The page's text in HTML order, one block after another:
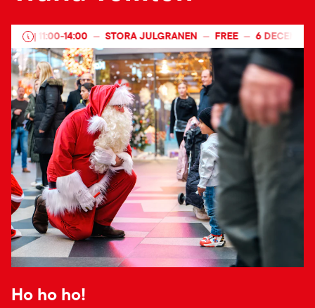
|
— 11:00-14:00 — STORA JULGRANEN — FREE — 6 DECEMBER
Ho ho ho!